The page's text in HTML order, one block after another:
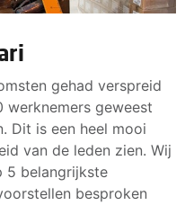
gehad verspreid
werknemers geweest
Dit is een heel mooi
van de leden zien. Wij
5 belangrijkste
besproken